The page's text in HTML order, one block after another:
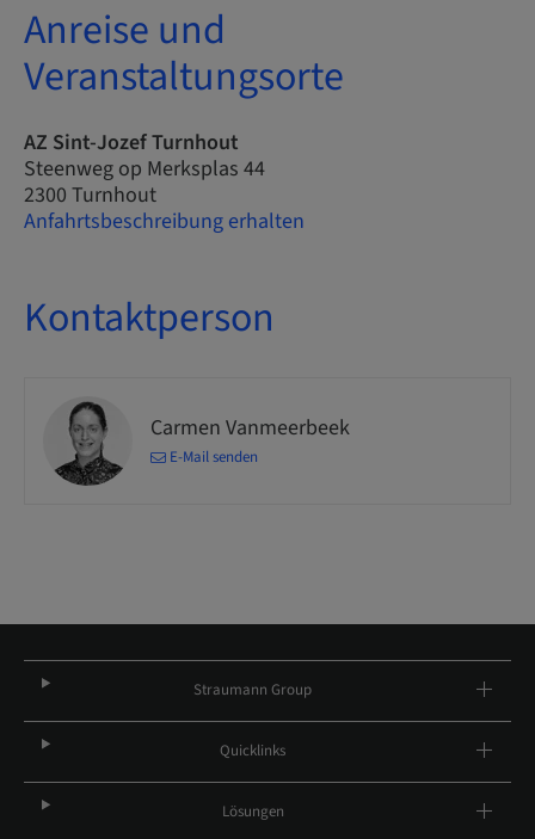
Anreise und
Veranstaltungsorte
AZ Sint-Jozef Turnhout
Steenweg op Merksplas 44
2300 Turnhout
Anfahrtsbeschreibung erhalten
Kontaktperson
Carmen Vanmeerbeek
E-Mail senden
Straumann Group
Quicklinks
Lösungen